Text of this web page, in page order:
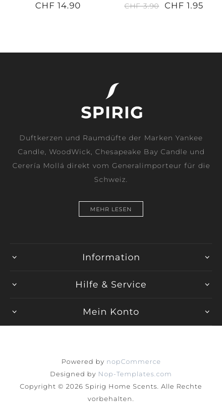
CHF 14.90
CHF 3.90
CHF 1.95
Duftkerzen und Raumdüfte der Marken Yankee
Candle, WoodWick, Chesapeake Bay Candle und
Cerería Mollá direkt vom Generalimporteur für die
Schweiz.
MEHR LESEN
Information
Hilfe & Service
Mein Konto
Powered by nopCommerce
Designed by Nop-Templates.com
Copyright © 2026 Spirig Home Scents. Alle Rechte
vorbehalten.